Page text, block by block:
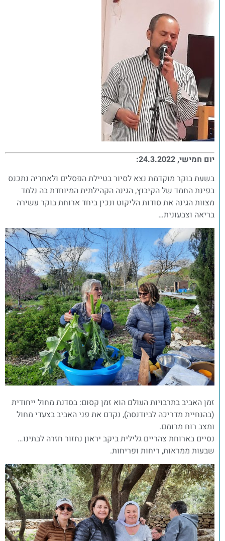
יום חמישי, 24.3.2022:
בשעת בוקר מוקדמת נצא לסיור בטיילת הפסלים ולאחריה נתכנס
בפינת החמד של הקיבוץ, הגינה הקהילתית המיוחדת בה נלמד
מצוות הגינה את סודות הליקוט ונכין ביחד ארוחת בוקר עשירה
בריאה וצבעונית…
זמן האביב בתרבויות העולם הוא זמן קסום: בסדנת מחול ייחודית
(בהנחיית מדריכה לביודנסה), נקדם את פני האביב בצעדי מחול
ומצב רוח מרומם.
נסיים בארוחת צהריים גלילית ביקב יראון נחזור חזרה לבתינו…
שבעות ממראות, ריחות ופריחות.